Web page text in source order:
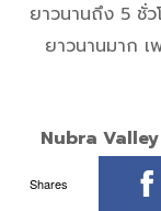
ยาวนานถึง 5 ชั่ว
ยาวนานมาก เ
Nubra Valley
อยู่ระหว่างเทือก
พีคของวันนี้คือเร
Shares